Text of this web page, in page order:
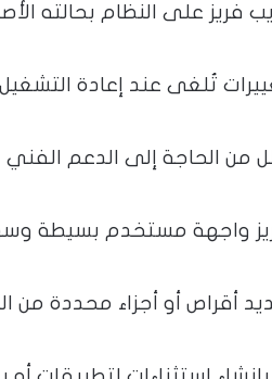
فريز على النظام بحالته
تُلغى عند إعادة
من الحاجة إلى الدعم الفني
واجهة مستخدم بسيطة
أقراص أو أجزاء محددة من